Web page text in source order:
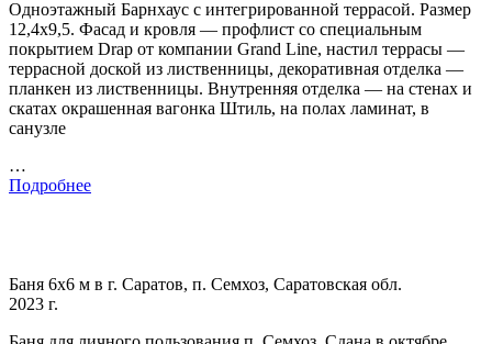
Одноэтажный Барнхаус с интегрированной террасой. Размер
12,4х9,5. Фасад и кровля — профлист со специальным
покрытием Drap от компании Grand Line, настил террасы —
террасной доской из лиственницы, декоративная отделка —
планкен из лиственницы. Внутренняя отделка — на стенах и
скатах окрашенная вагонка Штиль, на полах ламинат, в
санузле
…
Подробнее
Баня 6х6 м в г. Саратов, п. Семхоз, Саратовская обл.
2023 г.